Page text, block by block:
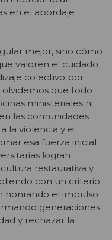
en el abordaje
mejor, sino cómo
valoren el cuidado
colectivo por
que todo
ministeriales ni
las comunidades
la violencia y el
esa fuerza inicial
logran
restaurativa y
con un criterio
honrando el impulso
generaciones
y rechazar la